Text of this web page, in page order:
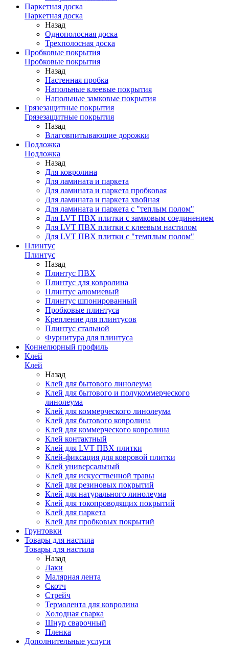
Паркетная доска
Паркетная доска
Назад
Однополосная доска
Трехполосная доска
Пробковые покрытия
Пробковые покрытия
Назад
Настенная пробка
Напольные клеевые покрытия
Напольные замковые покрытия
Грязезащитные покрытия
Грязезащитные покрытия
Назад
Влаговпитывающие дорожки
Подложка
Подложка
Назад
Для ковролина
Для ламината и паркета
Для ламината и паркета пробковая
Для ламината и паркета хвойная
Для ламината и паркета с "теплым полом"
Для LVT ПВХ плитки с замковым соединением
Для LVT ПВХ плитки с клеевым настилом
Для LVT ПВХ плитки с "темплым полом"
Плинтус
Плинтус
Назад
Плинтус ПВХ
Плинтус для ковролина
Плинтус алюмиевый
Плинтус шпонированный
Пробковые плинтуса
Крепление для плинтусов
Плинтус стальной
Фурнитура для плинтуса
Коннелюрный профиль
Клей
Клей
Назад
Клей для бытового линолеума
Клей для бытового и полукоммерческого
линолеума
Клей для коммерческого линолеума
Клей для бытового ковролина
Клей для коммерческого ковролина
Клей контактный
Клей для LVT ПВХ плитки
Клей-фиксация для ковровой плитки
Клей универсальный
Клей для искусственной травы
Клей для резиновых покрытий
Клей для натурального линолеума
Клей для токопроводящих покрытий
Клей для паркета
Клей для пробковых покрытий
Грунтовки
Товары для настила
Товары для настила
Назад
Лаки
Малярная лента
Скотч
Стрейч
Термолента для ковролина
Холодная сварка
Шнур сварочный
Пленка
Дополнительные услуги